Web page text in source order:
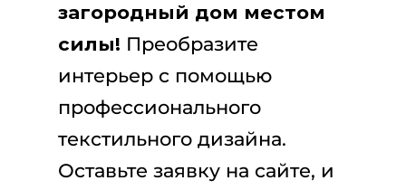
загородный дом местом
силы! Преобразите
интерьер с помощью
профессионального
текстильного дизайна.
Оставьте заявку на сайте, и